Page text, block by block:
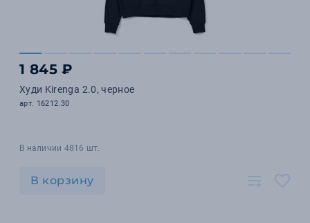
1 845 ₽
Худи Kirenga 2.0, черное
арт. 16212.30
В наличии 4816 шт.
В корзину